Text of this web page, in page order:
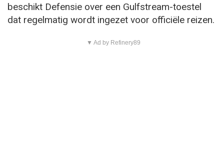
beschikt Defensie over een Gulfstream-toestel
dat regelmatig wordt ingezet voor officiële reizen.
▼ Ad by Refinery89